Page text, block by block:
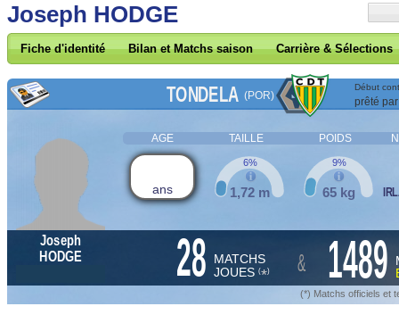
Joseph HODGE
Fiche d'identité Bilan et Matchs saison Carrière & Sélections
TONDELA (POR)
Début
prêté
AGE TAILLE POIDS
ans 1,72 m
6%
65 kg
9%
Joseph
HODGE
28 MATCHS
JOUES (*) & 1489
(*) Matchs officiels et